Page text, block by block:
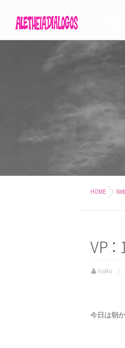
HOME
VP：
Ayako
今日は朝